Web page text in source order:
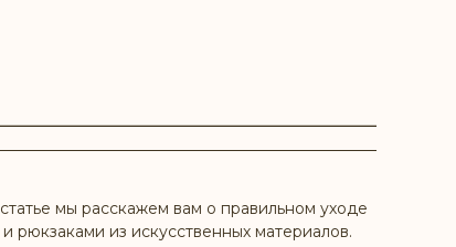
мы расскажем вам о правильном уходе
рюкзаками из искусственных материалов.